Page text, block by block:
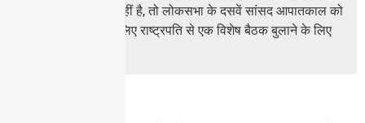
और संसद सत्र में नहीं है, तो लोकसभा के दसवें सांसद आपातकाल को
अस्वीकार करने के लिए राष्ट्रपति से एक विशेष बैठक बुलाने के लिए